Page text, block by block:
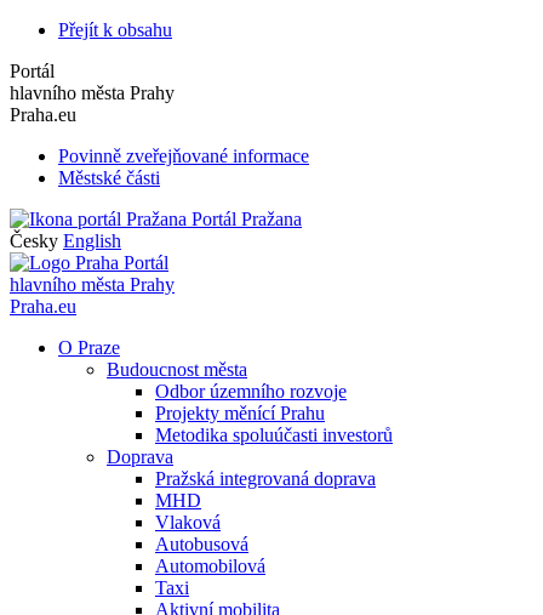
Přejít k obsahu
Portál
hlavního města Prahy
Praha.eu
Povinně zveřejňované informace
Městské části
Portál Pražana
Česky English
Portál
hlavního města Prahy
Praha.eu
O Praze
Budoucnost města
Odbor územního rozvoje
Projekty měnící Prahu
Metodika spoluúčasti investorů
Doprava
Pražská integrovaná doprava
MHD
Vlaková
Autobusová
Automobilová
Taxi
Aktivní mobilita